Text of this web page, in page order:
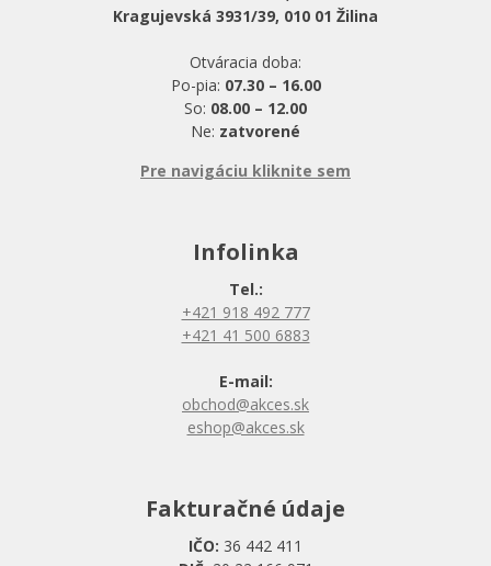
Kragujevská 3931/39, 010 01 Žilina
Otváracia doba:
Po-pia: 07.30 – 16.00
So: 08.00 – 12.00
Ne: zatvorené
Pre navigáciu kliknite sem
Infolinka
Tel.:
+421 918 492 777
+421 41 500 6883
E-mail:
obchod@akces.sk
eshop@akces.sk
Fakturačné údaje
IČO: 36 442 411